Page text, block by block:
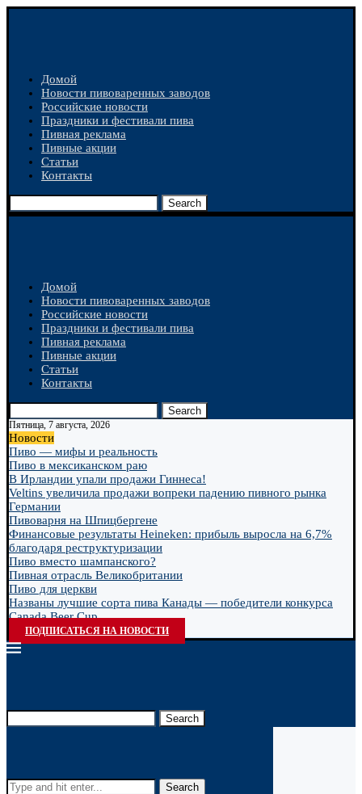
Домой
Новости пивоваренных заводов
Российские новости
Праздники и фестивали пива
Пивная реклама
Пивные акции
Статьи
Контакты
Search
Домой
Новости пивоваренных заводов
Российские новости
Праздники и фестивали пива
Пивная реклама
Пивные акции
Статьи
Контакты
Search
Пятница, 7 августа, 2026
Новости
Пиво — мифы и реальность
Пиво в мексиканском раю
В Ирландии упали продажи Гиннеса!
Veltins увеличила продажи вопреки падению пивного рынка
Германии
Пивоварня на Шпицбергене
Финансовые результаты Heineken: прибыль выросла на 6,7%
благодаря реструктуризации
Пиво вместо шампанского?
Пивная отрасль Великобритании
Пиво для церкви
Названы лучшие сорта пива Канады — победители конкурса
Canada Beer Cup...
ПОДПИСАТЬСЯ НА НОВОСТИ
Search
Search